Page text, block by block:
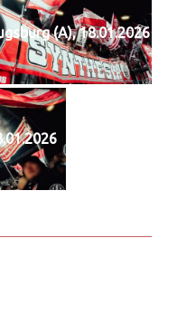
(A), 18.01.2026